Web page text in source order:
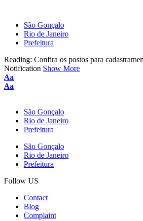
São Gonçalo
Rio de Janeiro
Prefeitura
Reading: Confira os postos para
Notification Show More
Aa
Aa
São Gonçalo
Rio de Janeiro
Prefeitura
São Gonçalo
Rio de Janeiro
Prefeitura
Follow US
Contact
Blog
Complaint